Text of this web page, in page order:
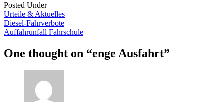
Posted Under
Urteile & Aktuelles
Post
navigation
Diesel-Fahrverbote
Auffahrunfall Fahrschule
One thought on “enge Ausfahrt”